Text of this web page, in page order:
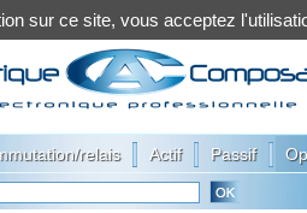
relais Actif Passif
sur ce site, vous acceptez